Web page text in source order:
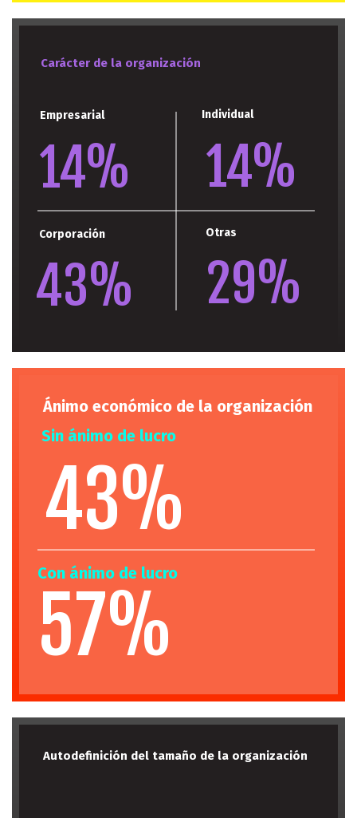
Carácter de la organización
43%
Empresarial
14%
14%
29%
Individual
Otras
Corporación
Ánimo económico de la organización
Con ánimo de lucro
57%
Sin ánimo de lucro
43%
Autodefinición del tamaño de la organización